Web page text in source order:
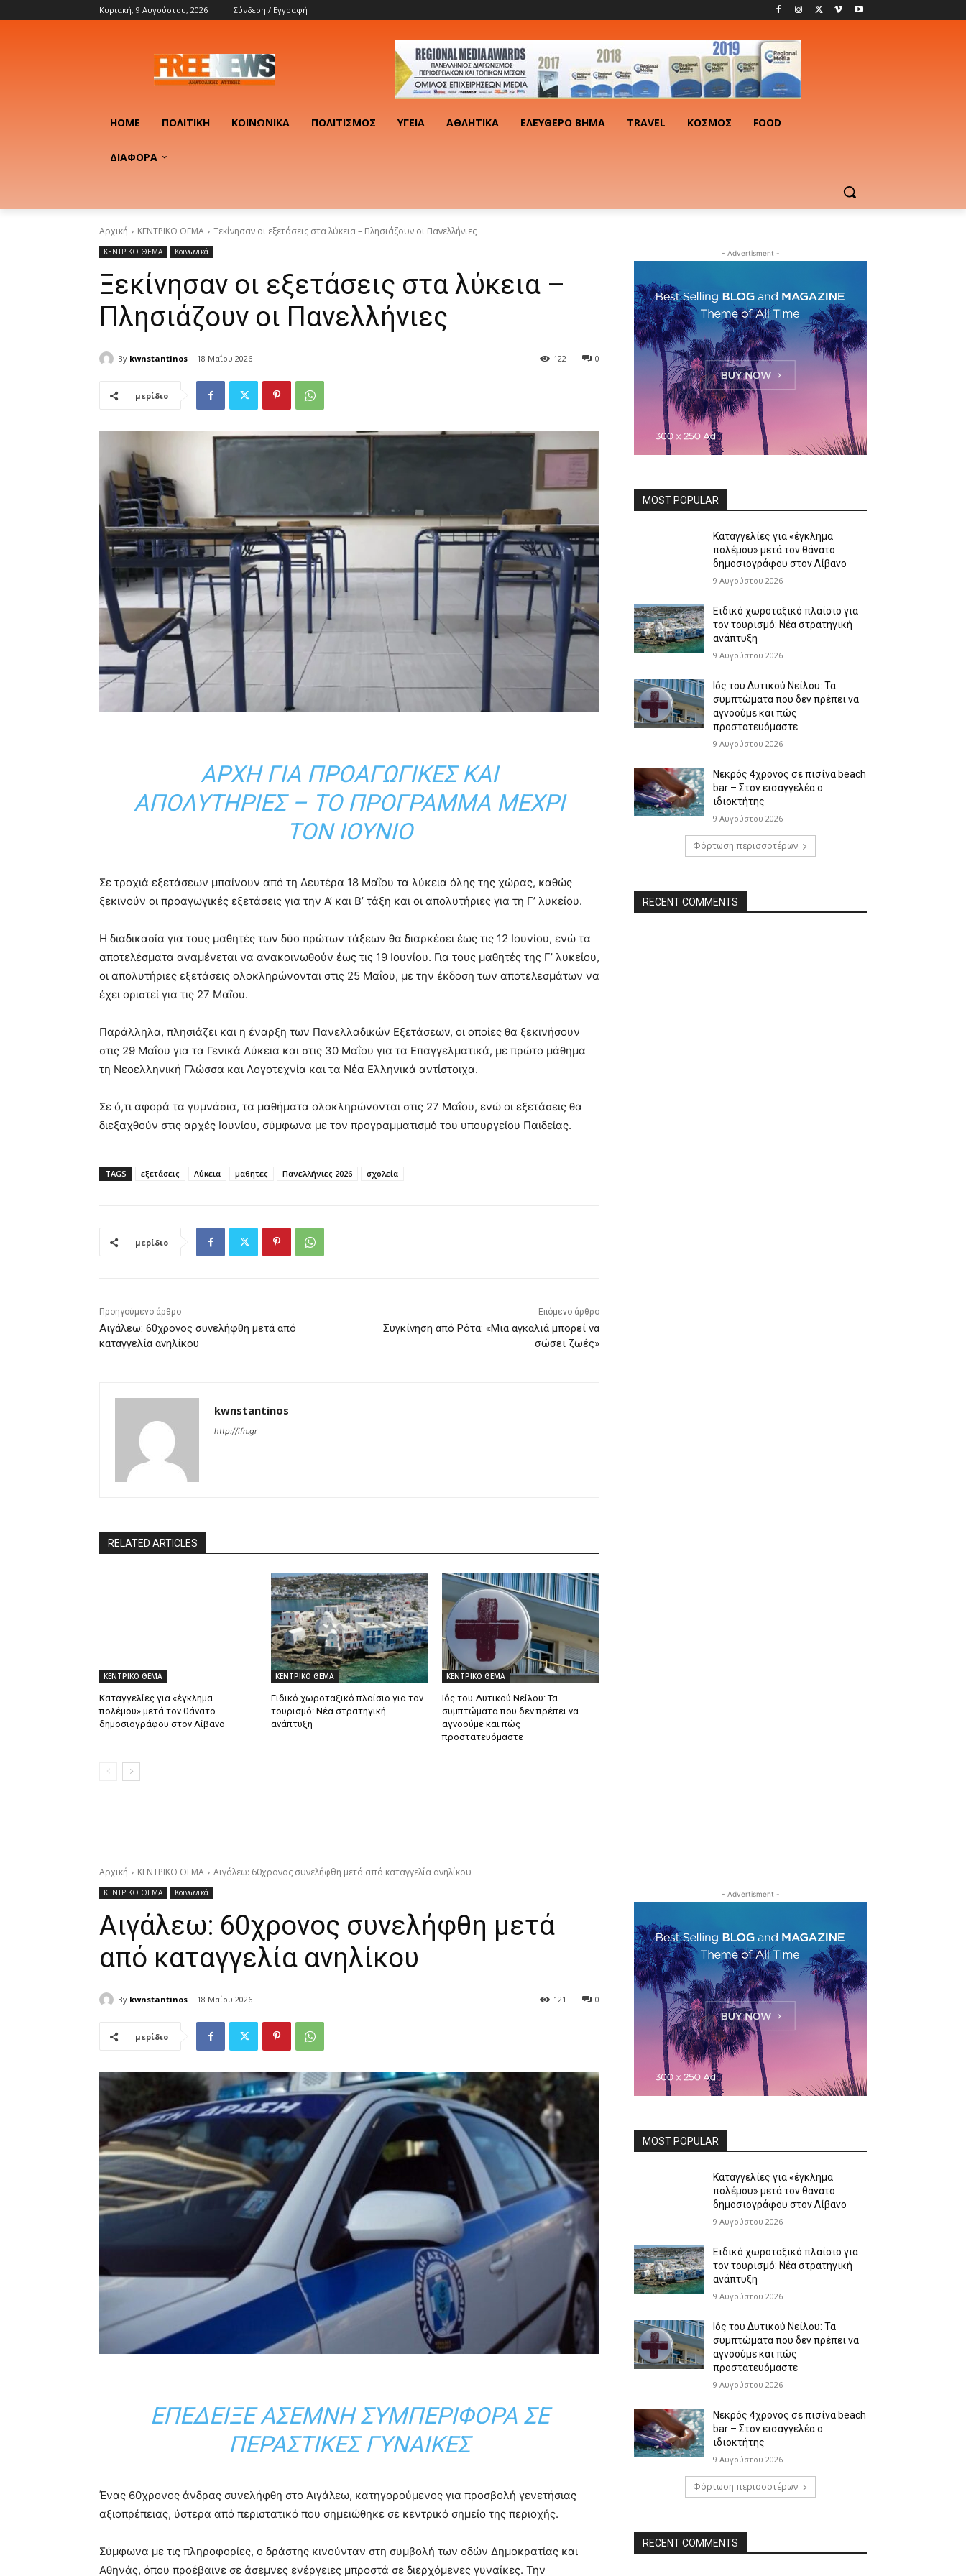
Κυριακή, 9 Αυγούστου, 2026 Σύνδεση / Εγγραφή
HOME ΠΟΛΙΤΙΚΉ ΚΟΙΝΩΝΙΚΆ ΠΟΛΙΤΙΣΜΌΣ ΥΓΕΊΑ ΑΘΛΗΤΙΚΆ ΕΛΕΎΘΕΡΟ ΒΉΜΑ TRAVEL ΚΟΣΜΟΣ FOOD
ΔΙΑΦΟΡΑ
Αρχική ΚΕΝΤΡΙΚΟ ΘΕΜΑ Ξεκίνησαν οι εξετάσεις στα λύκεια – Πλησιάζουν οι Πανελλήνιες
ΚΕΝΤΡΙΚΟ ΘΕΜΑ Κοινωνικά
Ξεκίνησαν οι εξετάσεις στα λύκεια –
Πλησιάζουν οι Πανελλήνιες
By kwnstantinos 18 Μαΐου 2026 0
122
μερίδιο
ΑΡΧΉ ΓΙΑ ΠΡΟΑΓΩΓΙΚΈΣ ΚΑΙ
ΑΠΟΛΥΤΉΡΙΕΣ – ΤΟ ΠΡΌΓΡΑΜΜΑ ΜΈΧΡΙ
ΤΟΝ ΙΟΎΝΙΟ
Σε τροχιά εξετάσεων μπαίνουν από τη Δευτέρα 18 Μαΐου τα λύκεια όλης της χώρας, καθώς
ξεκινούν οι προαγωγικές εξετάσεις για την Α’ και Β’ τάξη και οι απολυτήριες για τη Γ’ λυκείου.
Η διαδικασία για τους μαθητές των δύο πρώτων τάξεων θα διαρκέσει έως τις 12 Ιουνίου, ενώ τα
αποτελέσματα αναμένεται να ανακοινωθούν έως τις 19 Ιουνίου. Για τους μαθητές της Γ’ λυκείου,
οι απολυτήριες εξετάσεις ολοκληρώνονται στις 25 Μαΐου, με την έκδοση των αποτελεσμάτων να
έχει οριστεί για τις 27 Μαΐου.
Παράλληλα, πλησιάζει και η έναρξη των Πανελλαδικών Εξετάσεων, οι οποίες θα ξεκινήσουν
στις 29 Μαΐου για τα Γενικά Λύκεια και στις 30 Μαΐου για τα Επαγγελματικά, με πρώτο μάθημα
τη Νεοελληνική Γλώσσα και Λογοτεχνία και τα Νέα Ελληνικά αντίστοιχα.
Σε ό,τι αφορά τα γυμνάσια, τα μαθήματα ολοκληρώνονται στις 27 Μαΐου, ενώ οι εξετάσεις θα
διεξαχθούν στις αρχές Ιουνίου, σύμφωνα με τον προγραμματισμό του υπουργείου Παιδείας.
TAGS εξετάσεις Λύκεια μαθητες Πανελλήνιες 2026 σχολεία
μερίδιο
Προηγούμενο άρθρο
Αιγάλεω: 60χρονος συνελήφθη μετά από
καταγγελία ανηλίκου
Επόμενο άρθρο
Συγκίνηση από Ρότα: «Μια αγκαλιά μπορεί να
σώσει ζωές»
kwnstantinos
http://ifn.gr
RELATED ARTICLES
ΚΕΝΤΡΙΚΟ ΘΕΜΑ
Καταγγελίες για «έγκλημα
πολέμου» μετά τον θάνατο
δημοσιογράφου στον Λίβανο
ΚΕΝΤΡΙΚΟ ΘΕΜΑ
Ειδικό χωροταξικό πλαίσιο για τον
τουρισμό: Νέα στρατηγική
ανάπτυξη
ΚΕΝΤΡΙΚΟ ΘΕΜΑ
Ιός του Δυτικού Νείλου: Τα
συμπτώματα που δεν πρέπει να
αγνοούμε και πώς
προστατευόμαστε
- Advertisment -
MOST POPULAR
Καταγγελίες για «έγκλημα
πολέμου» μετά τον θάνατο
δημοσιογράφου στον Λίβανο
9 Αυγούστου 2026
Ειδικό χωροταξικό πλαίσιο για
τον τουρισμό: Νέα στρατηγική
ανάπτυξη
9 Αυγούστου 2026
Ιός του Δυτικού Νείλου: Τα
συμπτώματα που δεν πρέπει να
αγνοούμε και πώς
προστατευόμαστε
9 Αυγούστου 2026
Νεκρός 4χρονος σε πισίνα beach
bar – Στον εισαγγελέα ο
ιδιοκτήτης
9 Αυγούστου 2026
Φόρτωση περισσοτέρων
RECENT COMMENTS